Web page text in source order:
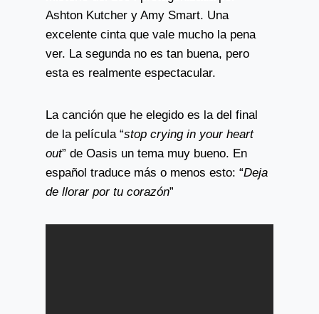
Ashton Kutcher y Amy Smart. Una
excelente cinta que vale mucho la pena
ver. La segunda no es tan buena, pero
esta es realmente espectacular.
La canción que he elegido es la del final
de la película “stop crying in your heart
out” de Oasis un tema muy bueno. En
español traduce más o menos esto: “Deja
de llorar por tu corazón”